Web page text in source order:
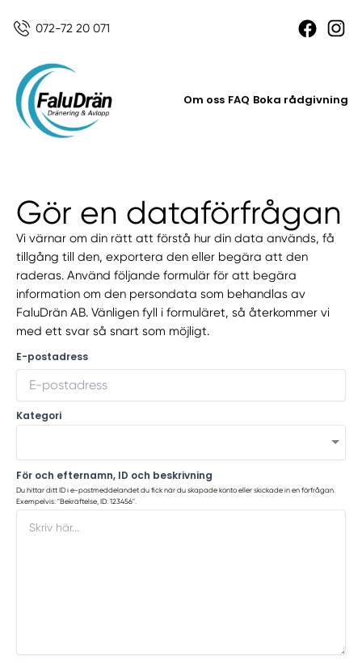
072-72 20 071
Om oss FAQ Boka rådgivning
Gör en dataförfrågan
Vi värnar om din rätt att förstå hur din data används, få
tillgång till den, exportera den eller begära att den
raderas. Använd följande formulär för att begära
information om den persondata som behandlas av
FaluDrän AB. Vänligen fyll i formuläret, så återkommer vi
med ett svar så snart som möjligt.
E-postadress
Kategori
För och efternamn, ID och beskrivning
Du hittar ditt ID i e-postmeddelandet du fick när du skapade konto eller skickade in en förfrågan.
Exempelvis: "Bekräftelse, ID: 123456".